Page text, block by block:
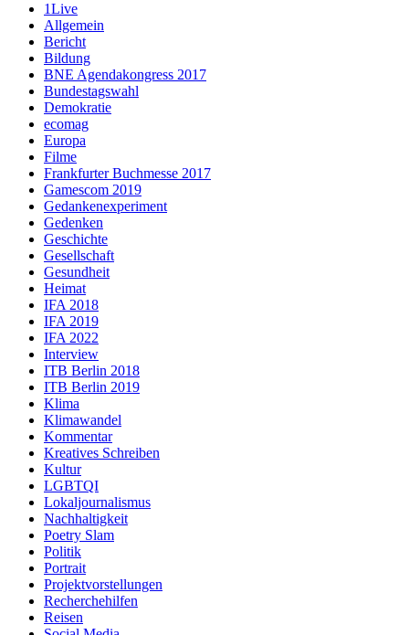
1Live
Allgemein
Bericht
Bildung
BNE Agendakongress 2017
Bundestagswahl
Demokratie
ecomag
Europa
Filme
Frankfurter Buchmesse 2017
Gamescom 2019
Gedankenexperiment
Gedenken
Geschichte
Gesellschaft
Gesundheit
Heimat
IFA 2018
IFA 2019
IFA 2022
Interview
ITB Berlin 2018
ITB Berlin 2019
Klima
Klimawandel
Kommentar
Kreatives Schreiben
Kultur
LGBTQI
Lokaljournalismus
Nachhaltigkeit
Poetry Slam
Politik
Portrait
Projektvorstellungen
Recherchehilfen
Reisen